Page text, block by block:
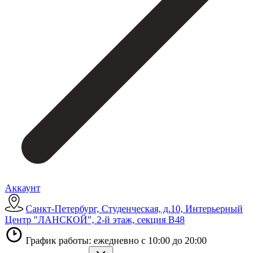
Аккаунт
Санкт-Петербург, Студенческая, д.10, Интерьерный
Центр "ЛАНСКОЙ", 2-й этаж, секция В48
График работы: ежедневно с 10:00 до 20:00